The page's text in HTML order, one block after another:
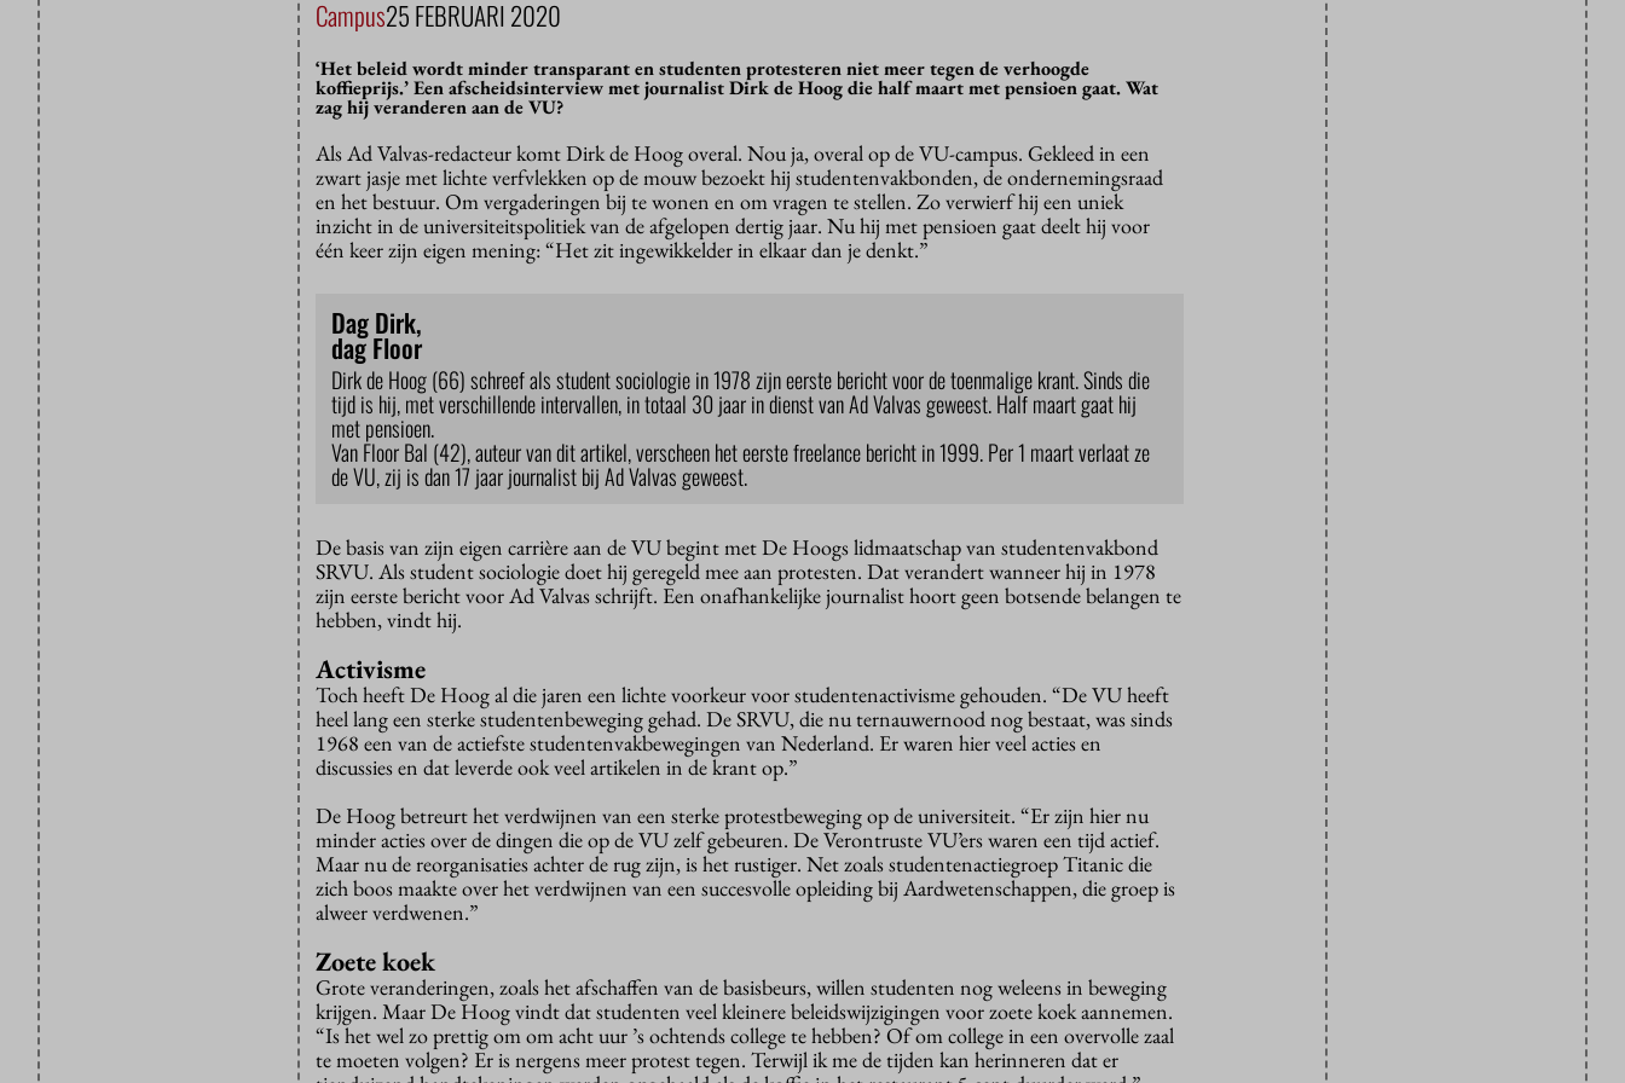
Campus25 FEBRUARI 2020
‘Het beleid wordt minder transparant en studenten protesteren niet meer tegen de verhoogde
koffieprijs.’ Een afscheidsinterview met journalist Dirk de Hoog die half maart met pensioen gaat. Wat
zag hij veranderen aan de VU?
Als Ad Valvas-redacteur komt Dirk de Hoog overal. Nou ja, overal op de VU-campus. Gekleed in een
zwart jasje met lichte verfvlekken op de mouw bezoekt hij studentenvakbonden, de ondernemingsraad
en het bestuur. Om vergaderingen bij te wonen en om vragen te stellen. Zo verwierf hij een uniek
inzicht in de universiteitspolitiek van de afgelopen dertig jaar. Nu hij met pensioen gaat deelt hij voor
één keer zijn eigen mening: “Het zit ingewikkelder in elkaar dan je denkt.”
Dag Dirk,
dag Floor
Dirk de Hoog (66) schreef als student sociologie in 1978 zijn eerste bericht voor de toenmalige krant. Sinds die
tijd is hij, met verschillende intervallen, in totaal 30 jaar in dienst van Ad Valvas geweest. Half maart gaat hij
met pensioen.
Van Floor Bal (42), auteur van dit artikel, verscheen het eerste freelance bericht in 1999. Per 1 maart verlaat ze
de VU, zij is dan 17 jaar journalist bij Ad Valvas geweest.
De basis van zijn eigen carrière aan de VU begint met De Hoogs lidmaatschap van studentenvakbond
SRVU. Als student sociologie doet hij geregeld mee aan protesten. Dat verandert wanneer hij in 1978
zijn eerste bericht voor Ad Valvas schrijft. Een onafhankelijke journalist hoort geen botsende belangen te
hebben, vindt hij.
Activisme
Toch heeft De Hoog al die jaren een lichte voorkeur voor studentenactivisme gehouden. “De VU heeft
heel lang een sterke studentenbeweging gehad. De SRVU, die nu ternauwernood nog bestaat, was sinds
1968 een van de actiefste studentenvakbewegingen van Nederland. Er waren hier veel acties en
discussies en dat leverde ook veel artikelen in de krant op.”
De Hoog betreurt het verdwijnen van een sterke protestbeweging op de universiteit. “Er zijn hier nu
minder acties over de dingen die op de VU zelf gebeuren. De Verontruste VU’ers waren een tijd actief.
Maar nu de reorganisaties achter de rug zijn, is het rustiger. Net zoals studentenactiegroep Titanic die
zich boos maakte over het verdwijnen van een succesvolle opleiding bij Aardwetenschappen, die groep is
alweer verdwenen.”
Zoete koek
Grote veranderingen, zoals het afschaffen van de basisbeurs, willen studenten nog weleens in beweging
krijgen. Maar De Hoog vindt dat studenten veel kleinere beleidswijzigingen voor zoete koek aannemen.
“Is het wel zo prettig om om acht uur ’s ochtends college te hebben? Of om college in een overvolle zaal
te moeten volgen? Er is nergens meer protest tegen. Terwijl ik me de tijden kan herinneren dat er